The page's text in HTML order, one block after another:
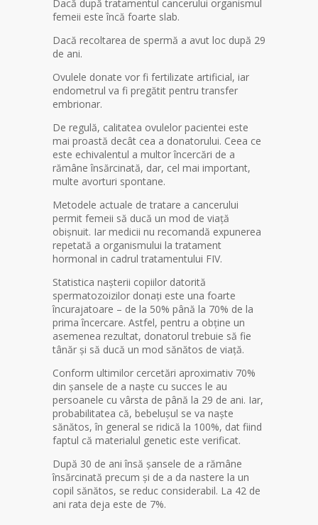
Dacă după tratamentul cancerului organismul
femeii este încă foarte slab.
Dacă recoltarea de spermă a avut loc după 29
de ani.
Ovulele donate vor fi fertilizate artificial, iar
endometrul va fi pregătit pentru transfer
embrionar.
De regulă, calitatea ovulelor pacientei este
mai proastă decât cea a donatorului. Ceea ce
este echivalentul a multor încercări de a
rămâne însărcinată, dar, cel mai important,
multe avorturi spontane.
Metodele actuale de tratare a cancerului
permit femeii să ducă un mod de viață
obișnuit. Iar medicii nu recomandă expunerea
repetată a organismului la tratament
hormonal in cadrul tratamentului FIV.
Statistica nașterii copiilor datorită
spermatozoizilor donați este una foarte
încurajatoare – de la 50% până la 70% de la
prima încercare. Astfel, pentru a obține un
asemenea rezultat, donatorul trebuie să fie
tânăr și să ducă un mod sănătos de viață.
Conform ultimilor cercetări aproximativ 70%
din șansele de a naște cu succes le au
persoanele cu vârsta de până la 29 de ani. Iar,
probabilitatea că, bebelușul se va naște
sănătos, în general se ridică la 100%, dat fiind
faptul că materialul genetic este verificat.
După 30 de ani însă șansele de a rămâne
însărcinată precum și de a da nastere la un
copil sănătos, se reduc considerabil. La 42 de
ani rata deja este de 7%.